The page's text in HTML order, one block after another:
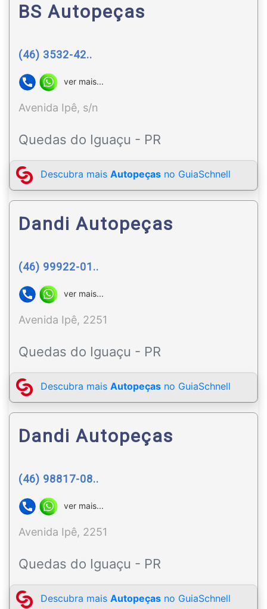
BS Autopeças
(46) 3532-42..
ver mais...
Avenida Ipê, s/n
Quedas do Iguaçu - PR
Descubra mais Autopeças no GuiaSchnell
Dandi Autopeças
(46) 99922-01..
ver mais...
Avenida Ipê, 2251
Quedas do Iguaçu - PR
Descubra mais Autopeças no GuiaSchnell
Dandi Autopeças
(46) 98817-08..
ver mais...
Avenida Ipê, 2251
Quedas do Iguaçu - PR
Descubra mais Autopeças no GuiaSchnell